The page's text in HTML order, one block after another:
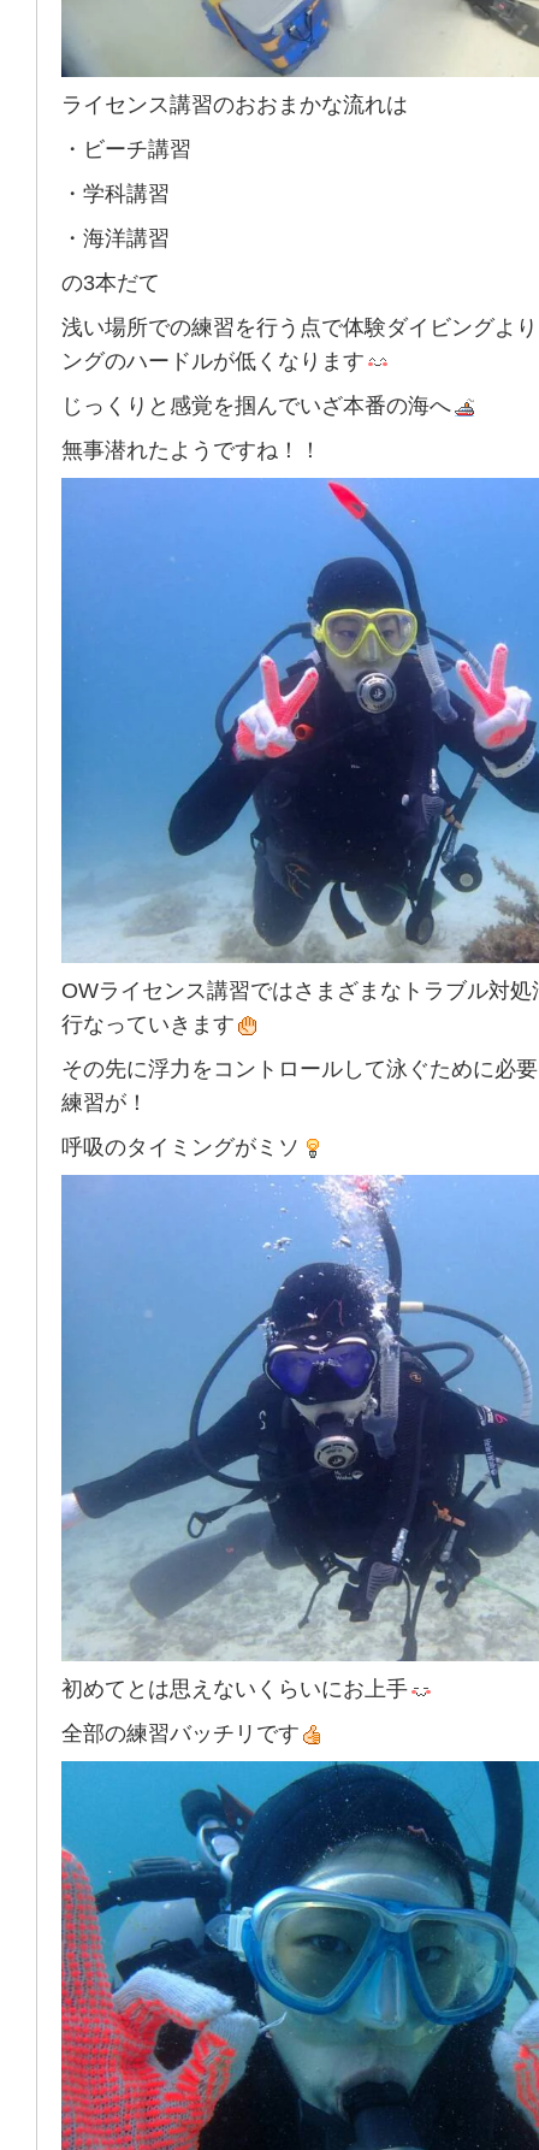
ライセンス講習のおおまかな流れは
・ビーチ講習
・学科講習
・海洋講習
の3本だて
浅い場所での練習を行う点で体験ダイビングよ
ングのハードルが低くなります
じっくりと感覚を掴んでいざ本番の海へ
無事潜れたようですね！！
OWライセンス講習ではさまざまなトラブル対
行なっていきます
その先に浮力をコントロールして泳ぐために必
練習が！
呼吸のタイミングがミソ
初めてとは思えないくらいにお上手
全部の練習バッチリです